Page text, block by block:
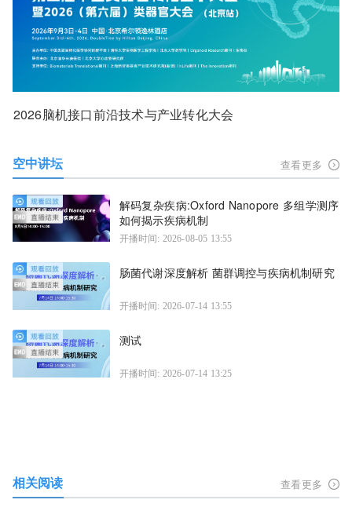
2026脑机接口前沿技术与产业转化大会
空中讲坛 查看更多
解码复杂疾病:Oxford Nanopore 多组学测序
如何揭示疾病机制
开播时间: 2026-08-05 13:55
肠菌代谢深度解析 菌群调控与疾病机制研究
开播时间: 2026-07-14 13:55
测试
开播时间: 2026-07-14 13:25
相关阅读 查看更多